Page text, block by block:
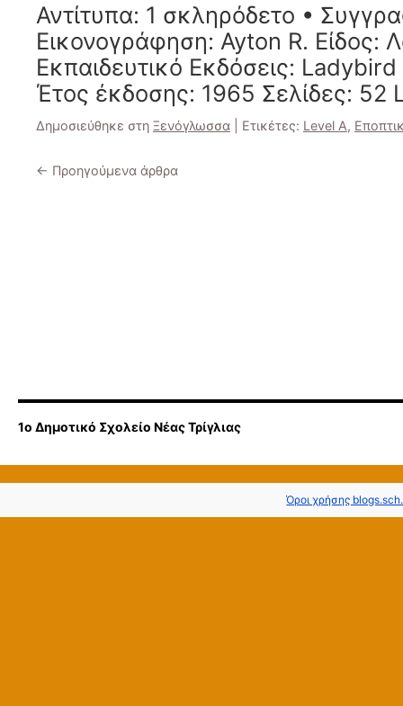
Αντίτυπα: 1 σκληρόδετο •
Εικονογράφηση: Ayton R. Είδος:
Εκπαιδευτικό Εκδόσεις:
Έτος έκδοσης: 1965 Σελίδες: 52
Δημοσιεύθηκε στη Ξενόγλωσσα Ετικέτες: Level A,
← Προηγούμενα άρθρα
1ο Δημοτικό Σχολείο Νέας Τρίγλιας
Όροι χρήσης